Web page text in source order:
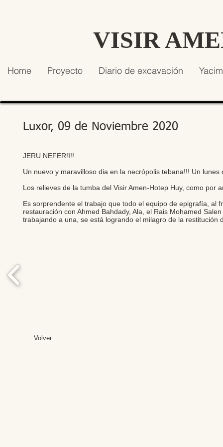
VISIR
Home Proyecto Diario de excavación
Luxor, 09 de Noviembre 2020
JERU NEFER!I!!
Un nuevo y maravilloso dia en la necrópolis tebana!!! Un
Los relieves de la tumba del Visir Amen-Hotep Huy, como
Es sorprendente el trabajo que todo el equipo de epigrafía, al
restauración con Ahmed Bahdady, Ala, el Rais Mohamed
trabajando a una, se está logrando el milagro de la restitución
Volver